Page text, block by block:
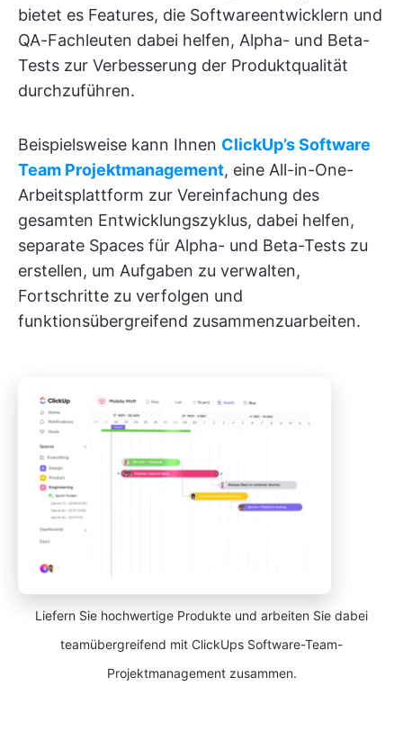
bietet es Features, die Softwareentwicklern und
QA-Fachleuten dabei helfen, Alpha- und Beta-
Tests zur Verbesserung der Produktqualität
durchzuführen.
Beispielsweise kann Ihnen ClickUp’s Software
Team Projektmanagement, eine All-in-One-
Arbeitsplattform zur Vereinfachung des
gesamten Entwicklungszyklus, dabei helfen,
separate Spaces für Alpha- und Beta-Tests zu
erstellen, um Aufgaben zu verwalten,
Fortschritte zu verfolgen und
funktionsübergreifend zusammenzuarbeiten.
Liefern Sie hochwertige Produkte und arbeiten Sie dabei
teamübergreifend mit ClickUps Software-Team-
Projektmanagement zusammen.